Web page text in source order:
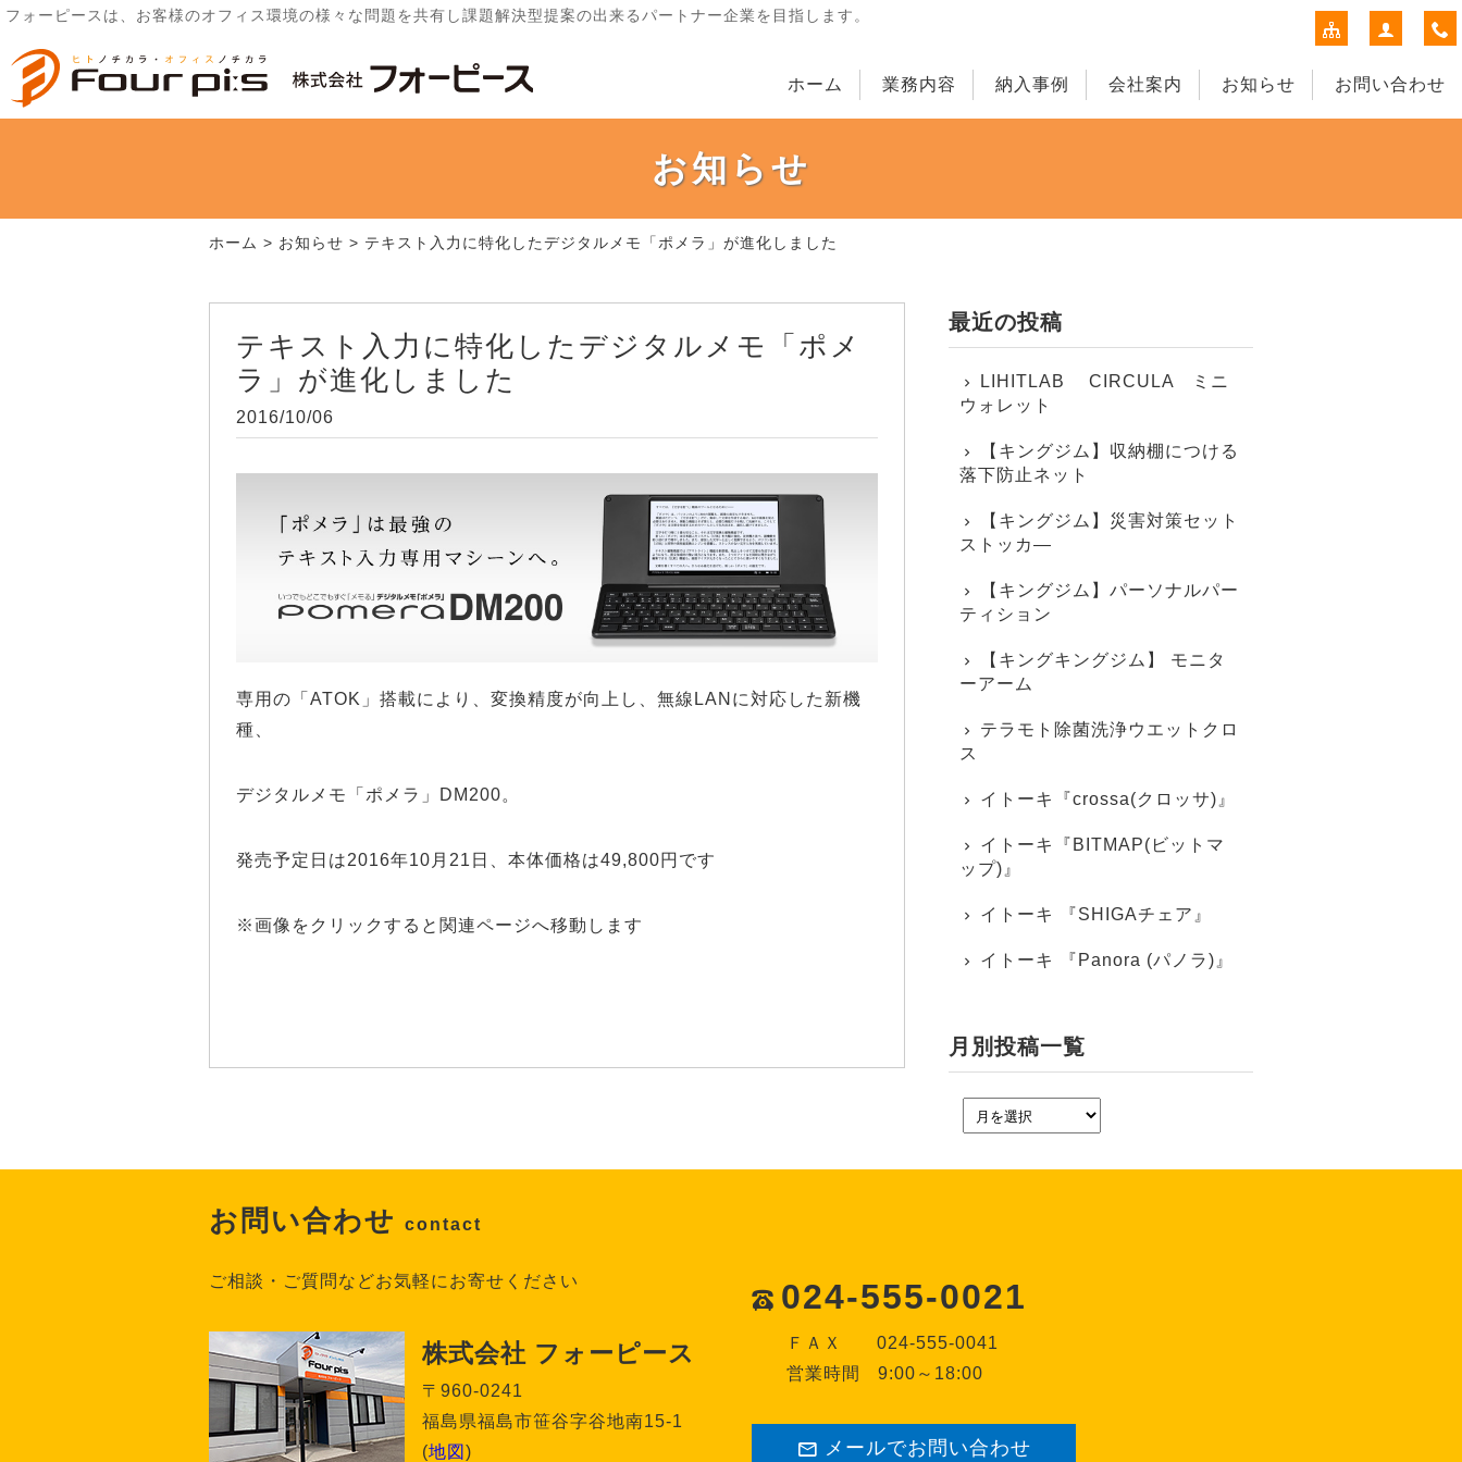
フォーピースは、お客様のオフィス環境の様々な問題を共有し課題解決型提案の出来るパートナー企業を目指します。
ホーム 業務内容 納入事例 会社案内 お知らせ お問い合わせ
お知らせ
ホーム > お知らせ > テキスト入力に特化したデジタルメモ「ポメラ」が進化しました
テキスト入力に特化したデジタルメモ「ポメ
ラ」が進化しました
2016/10/06
専用の「ATOK」搭載により、変換精度が向上し、無線LANに対応した新機
種、
デジタルメモ「ポメラ」DM200。
発売予定日は2016年10月21日、本体価格は49,800円です
※画像をクリックすると関連ページへ移動します
最近の投稿
LIHITLAB CIRCULA ミニ
ウォレット
【キングジム】収納棚につける
落下防止ネット
【キングジム】災害対策セット
ストッカ―
【キングジム】パーソナルパー
ティション
【キングキングジム】 モニタ
ーアーム
テラモト除菌洗浄ウエットクロ
ス
イトーキ『crossa(クロッサ)』
イトーキ『BITMAP(ビットマ
ップ)』
イトーキ 『SHIGAチェア』
イトーキ 『Panora (パノラ)』
月別投稿一覧
お問い合わせ contact
ご相談・ご質問などお気軽にお寄せください
株式会社 フォーピース
〒960-0241
福島県福島市笹谷字谷地南15-1
(地図 )
024-555-0021
ＦＡＸ
024-555-0041
営業時間
9:00～18:00
メールでお問い合わせ